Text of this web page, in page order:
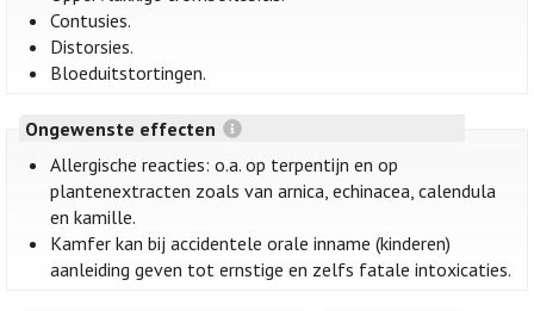
Contusies.
Distorsies.
Bloeduitstortingen.
Ongewenste effecten
Allergische reacties: o.a. op terpentijn en op
plantenextracten zoals van arnica, echinacea, calendula
en kamille.
Kamfer kan bij accidentele orale inname (kinderen)
aanleiding geven tot ernstige en zelfs fatale intoxicaties.